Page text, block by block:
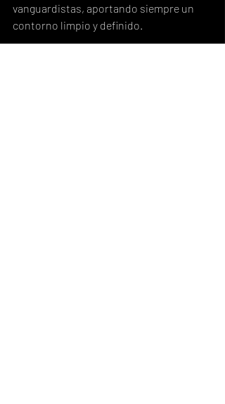
vanguardistas, aportando siempre un
contorno limpio y definido.